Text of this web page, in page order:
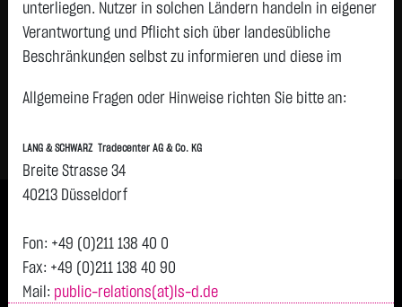
unterliegen. Nutzer in solchen Ländern handeln in eigener
Verantwortung und Pflicht sich über landesübliche
Beschränkungen selbst zu informieren und diese im
gekennzeichnete Beiträge geben die Meinung des
SCHWARZ Tradecenter AG & Co. KG wieder.
Verfügbarkeit der Website:
bemühen, den Dienst möglichst unterbrechungsfrei zum
Abruf anzubieten. Auch bei aller Sorgfalt können aber
Ausfallzeiten nicht ausgeschlossen werden. Die LANG &
Allgemeine Fragen oder Hinweise richten Sie bitte an:
LANG & SCHWARZ Tradecenter AG & Co. KG
Breite Strasse 34
40213 Düsseldorf
Fon: +49 (0)211 138 40 0
Fax: +49 (0)211 138 40 90
Mail: public-relations(at)ls-d.de
Kontakt